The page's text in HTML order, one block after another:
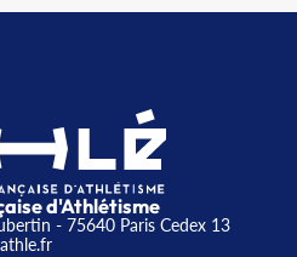
d'Athlétisme
- 75640 Paris Cedex 13